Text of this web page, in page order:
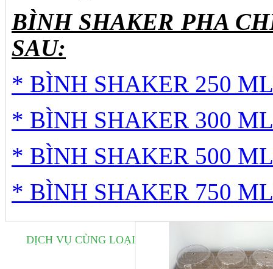
BÌNH SHAKER PHA
SAU:
* BÌNH SHAKER 250
* BÌNH SHAKER 300
* BÌNH SHAKER 500
* BÌNH SHAKER 750
DỊCH VỤ CÙNG LOẠI